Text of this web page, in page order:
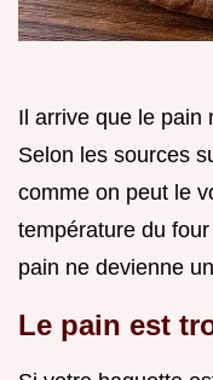
Il arrive que le pain
Selon les sources
comme on peut le
température du
pain ne devienne
Le pain est